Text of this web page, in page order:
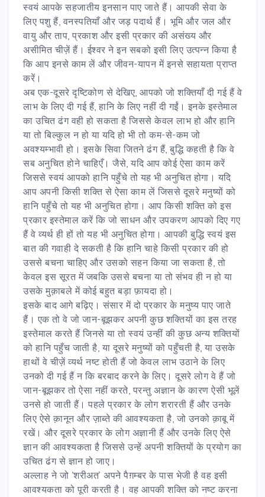
स्वयं आपके सहजातीय इनसान पाए जाते हैं। आपकी सेवा के
लिए पशु हैं, वनस्पतियाँ और जड़ पदार्थ हैं। भूमि और जल और
वायु और ताप, प्रकाश और इसी प्रकार की असंख्य और
असीमित चीज़ें हैं। ईश्वर ने इन सबको इसी लिए उत्पन्न किया है
कि आप इनसे काम लें और जीवन-यापन में इनसे सहायता प्राप्त
करें।
अब एक-दूसरे दृष्टिकोण से देखिए, आपको जो शक्तियाँ दी गई हैं वे
लाभ के लिए दी गई हैं, हानि के लिए नहीं दी गईं। इनके इस्तेमाल
का उचित ढंग वही हो सकता है जिससे केवल लाभ हो और हानि
या तो बिल्कुल न हो या यदि हो भी तो कम-से-कम जो
अवश्यम्भावी हो। इसके सिवा जितने ढंग हैं, बुद्धि कहती है कि वे
सब अनुचित होने चाहिएँ। जैसे, यदि आप कोई ऐसा काम करें
जिससे स्वयं आपको हानि पहुँचे तो यह भी अनुचित होगा। यदि
आप अपनी किसी शक्ति से ऐसा काम लें जिससे दूसरे मनुष्यों को
हानि पहुँचे तो यह भी अनुचित होगा। आप किसी शक्ति को इस
प्रकार इस्तेमाल करें कि जो साधन और उपकरण आपको दिए गए
हैं वे व्यर्थ ही हों तो यह भी अनुचित होगा। आपकी बुद्धि स्वयं इस
बात की गवाही दे सकती है कि हानि चाहे किसी प्रकार की हो
उससे बचना चाहिए और उसको सहन किया जा सकता है, तो
केवल इस सूरत में जबकि उससे बचना या तो संभव ही न हो या
उसके मुक़ाबले में कोई बहुत बड़ा फ़ायदा हो।
इसके बाद आगे बढ़िए। संसार में दो प्रकार के मनुष्य पाए जाते
हैं। एक तो वे जो जान-बूझकर अपनी कुछ शक्तियों का इस तरह
इस्तेमाल करते हैं जिनसे या तो स्वयं उन्हीं की कुछ अन्य शक्तियों
को हानि पहुँच जाती है, या दूसरे मनुष्यों को पहुँचती है, या उसके
हाथों वे चीज़ें व्यर्थ नष्ट होती हैं जो केवल लाभ उठाने के लिए
उनको दी गई हैं न कि बरबाद करने के लिए। दूसरे लोग वे हैं जो
जान-बूझकर तो ऐसा नहीं करते, परन्तु अज्ञान के कारण ऐसी भूलें
उनसे हो जाती हैं। पहले प्रकार के लोग शरारती हैं और उनके
लिए ऐसे क़ानून और ज़ाब्ते की आवश्यकता है, जो उनको क़ाबू में
रखें। और दूसरे प्रकार के लोग अज्ञानी हैं और उनके लिए ऐसे
ज्ञान की आवश्यकता है जिससे उन्हें अपनी शक्तियों के प्रयोग का
उचित ढंग से ज्ञान हो जाए।
अल्लाह ने जो ‘शरीअत’ अपने पैग़म्बर के पास भेजी है वह इसी
आवश्यकता को पूरी करती है। वह आपकी शक्ति को नष्ट करना